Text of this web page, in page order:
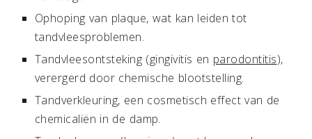
Ophoping van plaque, wat kan leiden tot
tandvleesproblemen.
Tandvleesontsteking (gingivitis en parodontitis),
verergerd door chemische blootstelling.
Tandverkleuring, een cosmetisch effect van de
chemicaliën in de damp.